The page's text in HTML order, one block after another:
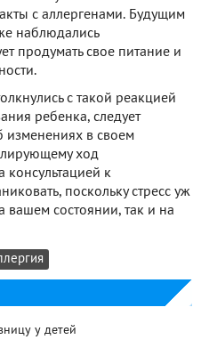
с аллергенами. Будущим
наблюдались
продумать свое питание и
с такой реакцией
ребенка, следует
изменениях в своем
ход
консультацией к
поскольку стресс уж
вашем состоянии, так и на
у детей